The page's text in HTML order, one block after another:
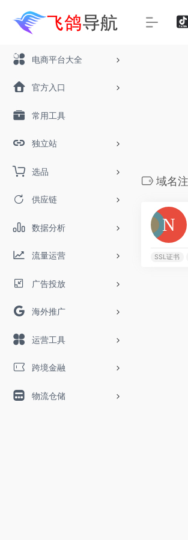
电商平台大全
官方入口
常用工具
独立站
选品
供应链
数据分析
流量运营
广告投放
海外推广
运营工具
跨境金融
物流仓储
域名
SSL证书